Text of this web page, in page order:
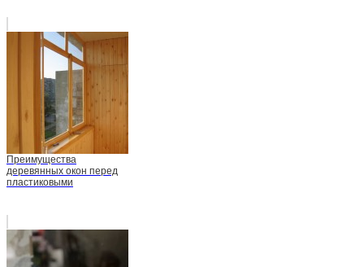
Преимущества
деревянных окон перед
пластиковыми